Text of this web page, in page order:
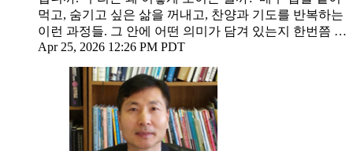
먹고, 숨기고 싶은 삶을 꺼내고, 찬양과 기도를 반복하는
이런 과정들. 그 안에 어떤 의미가 담겨 있는지 한번쯤 …
Apr 25, 2026 12:26 PM PDT